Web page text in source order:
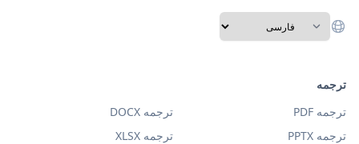
ترجمه
ترجمه PDF
ترجمه DOCX
ترجمه PPTX
ترجمه XLSX